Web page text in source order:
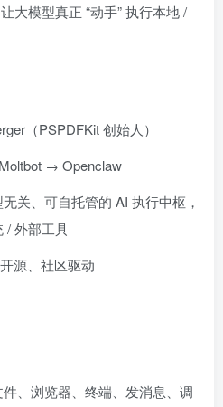
大模型真正 “动手” 执行本地 /
（PSPDFKit 创始人）
→ Openclaw
关、可自托管的 AI 执行中枢，
/ 外部工具
源、社区驱动
、浏览器、终端、发消息、调